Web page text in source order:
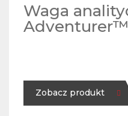
Waga
Zobacz produkt